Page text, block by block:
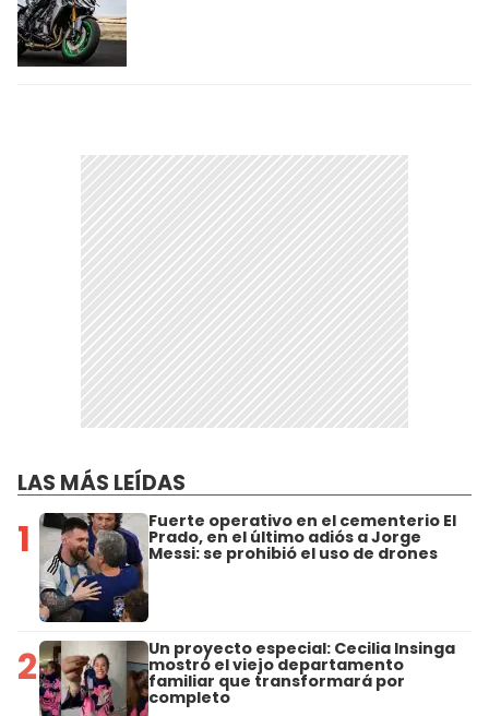
LAS MÁS LEÍDAS
1 Fuerte operativo en el cementerio El
Prado, en el último adiós a Jorge
Messi: se prohibió el uso de drones
2 Un proyecto especial: Cecilia Insinga
mostró el viejo departamento
familiar que transformará por
completo